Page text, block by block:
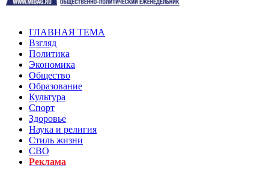
ГЛАВНАЯ ТЕМА
Взгляд
Политика
Экономика
Общество
Образование
Культура
Спорт
Здоровье
Наука и религия
Стиль жизни
СВО
Реклама